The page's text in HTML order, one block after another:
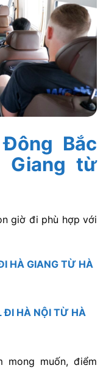
Bắc
Giang từ
giờ đi phù hợp với
HÀ GIANG TỪ HÀ
ĐI HÀ NỘI TỪ HÀ
mong muốn, điểm